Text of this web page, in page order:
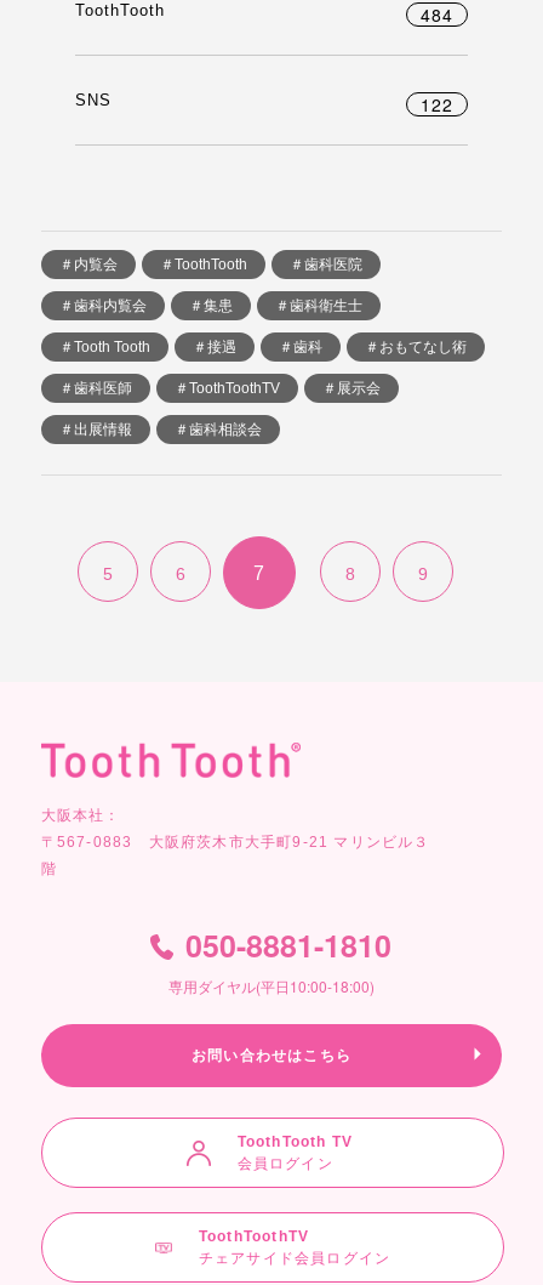
ToothTooth 484
SNS 122
＃内覧会 ＃ToothTooth ＃歯科医院
＃歯科内覧会 ＃集患 ＃歯科衛生士
＃Tooth Tooth ＃接遇 ＃歯科 ＃おもてなし術
＃歯科医師 ＃ToothToothTV ＃展示会
＃出展情報 ＃歯科相談会
5 6 7 8 9
大阪本社：
〒567-0883 大阪府茨木市大手町9-21 マリンビル３
階
050-8881-1810
専用ダイヤル(平日10:00-18:00)
お問い合わせはこちら
ToothTooth TV
会員ログイン
ToothToothTV
チェアサイド会員ログイン